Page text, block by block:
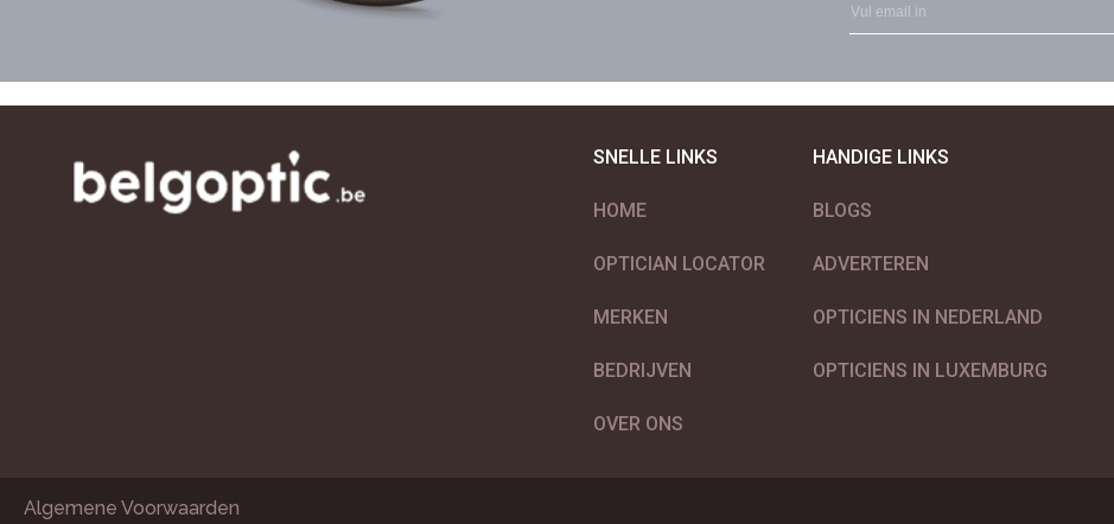
SNELLE LINKS
HOME
OPTICIAN LOCATOR
MERKEN
BEDRIJVEN
OVER ONS
HANDIGE LINKS
BLOGS
ADVERTEREN
OPTICIENS IN NEDERLAND
OPTICIENS IN LUXEMBURG
Algemene Voorwaarden